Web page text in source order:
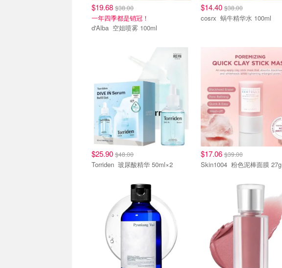
$19.68 $38.00
一年四季都是销冠！
d'Alba 空姐喷雾 100ml
$14.40$38.00
cosrx 蜗牛精华水 100ml
$25.90 $48.00
Torriden 玻尿酸精华 50ml×2
$17.06$39.00
Skin1004 粉色泥棒面膜 27g